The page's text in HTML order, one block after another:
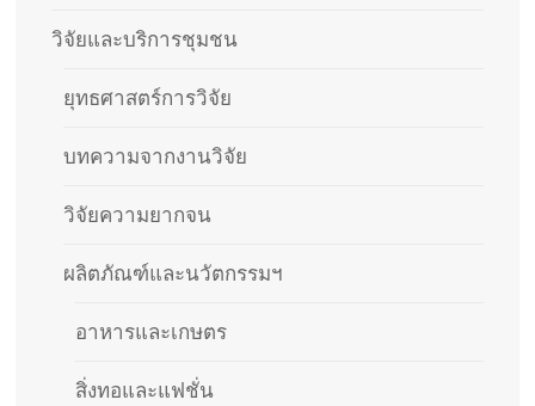
วิจัยและบริการชุมชน
ยุทธศาสตร์การวิจัย
บทความจากงานวิจัย
วิจัยความยากจน
ผลิตภัณฑ์และนวัตกรรมฯ
อาหารและเกษตร
สิ่งทอและแฟชั่น